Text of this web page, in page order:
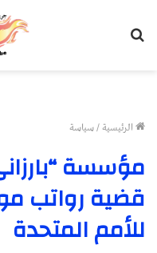
الرئيسية/سياسة
مؤسسة
قضية رواتب
للأمم المتحدة